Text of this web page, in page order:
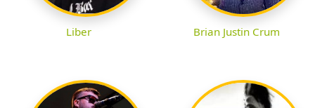
Liber Brian Justin Crum